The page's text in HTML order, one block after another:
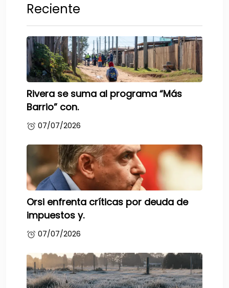
Reciente
Rivera se suma al programa “Más
Barrio” con.
07/07/2026
Orsi enfrenta críticas por deuda de
impuestos y.
07/07/2026